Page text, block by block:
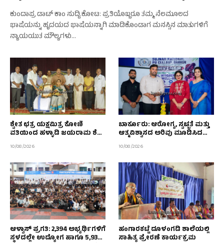
ಕುಂದಾಪ್ರ ಡಾಟ್‌ ಕಾಂ ಸುದ್ದಿ.ಕೋಟ: ಪ್ರತಿಯೊಬ್ಬರೂ ತಮ್ಮ ನೆಲಮೂಲದ
ಭಾಷೆಯನ್ನು ಹೃದಯದ ಭಾಷೆಯನ್ನಾಗಿ ಮಾಡಿಕೊಂಡಾಗ ಮನಸ್ಸಿನ ಮಾತುಗಳಿಗೆ
ನ್ಯಾಯಯುತ ಮೌಲ್ಯಗಳು…
ಶ್ವೇತ ಛತ್ರ ಯಕ್ಷಮಿತ್ರ ಕೋಣಿ
ವತಿಯಿಂದ ಹಳ್ಳಾಡಿ ಜಯರಾಮ ಶೆಟ್ಟಿ
ದಂಪತಿಗಳಿಗೆ ಸನ್ಮಾನ
10/08/2026
ಬಾರ್ಕೂರು: ಆರೋಗ್ಯ, ಸ್ವಚ್ಛತೆ ಮತ್ತು
ಆತ್ಮವಿಶ್ವಾಸದ ಅರಿವು ಮೂಡಿಸಿದ
ಜಾಗೃತಿ ಕಾರ್ಯಕ್ರಮ
10/08/2026
ಆಳ್ವಾಸ್ ಪ್ರಗತಿ: 2,394 ಅಭ್ಯರ್ಥಿಗಳಿಗೆ
ಸ್ಥಳದಲ್ಲೇ ಉದ್ಯೋಗ ಹಾಗೂ 5,935
ಹಂಗಾರಕಟ್ಟೆ ದೂಳಂಗಡಿ ಶಾಲೆಯಲ್ಲಿ
ಸಾಹಿತ್ಯ ಪ್ರೇರಣೆ ಕಾರ್ಯಕ್ರಮ